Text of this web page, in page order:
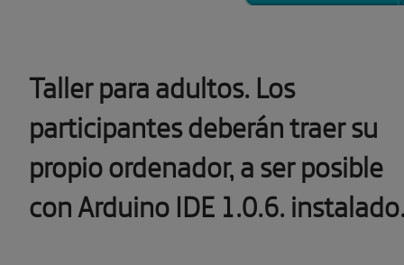
Taller para adultos. Los
participantes deberán traer su
propio ordenador, a ser posible
con Arduino IDE 1.0.6.